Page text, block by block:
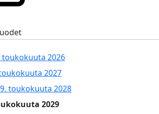
toukokuuta 2026
2027
toukokuuta 2028
2029